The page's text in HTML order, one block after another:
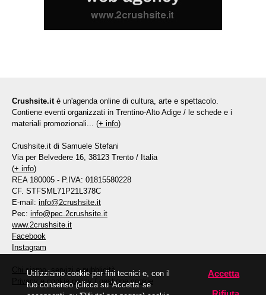
Crushsite.it è un'agenda online di cultura, arte e spettacolo.
Contiene eventi organizzati in Trentino-Alto Adige / le schede e i
materiali promozionali... (+ info)
Crushsite.it di Samuele Stefani
Via per Belvedere 16, 38123 Trento / Italia
(+ info)
REA 180005 - P.IVA: 01815580228
CF. STFSML71P21L378C
E-mail: info@2crushsite.it
Pec: info@pec.2crushsite.it
www.2crushsite.it
Facebook
Instagram
Chi siamo, servizi e pubblicità
Privacy e cookie policy/ gestione cookie
Utilizziamo cookie per fini tecnici e, con il
tuo consenso (clicca su 'Accetta' se
Accetta